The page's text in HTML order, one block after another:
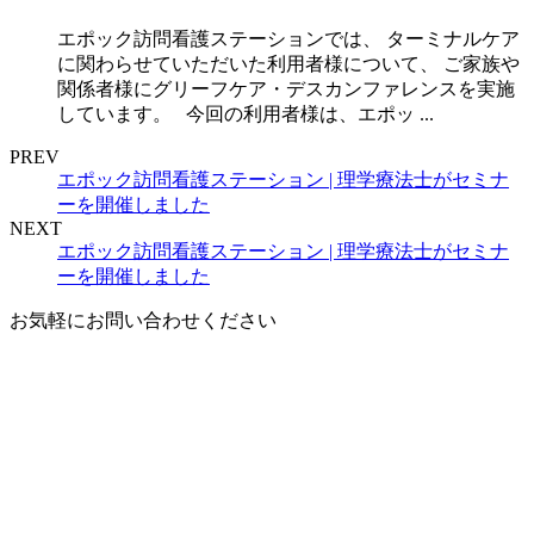
エポック訪問看護ステーションでは、 ターミナルケア
に関わらせていただいた利用者様について、 ご家族や
関係者様にグリーフケア・デスカンファレンスを実施
しています。 今回の利用者様は、エポッ ...
PREV
エポック訪問看護ステーション | 理学療法士がセミナ
ーを開催しました
NEXT
エポック訪問看護ステーション | 理学療法士がセミナ
ーを開催しました
お気軽にお問い合わせください